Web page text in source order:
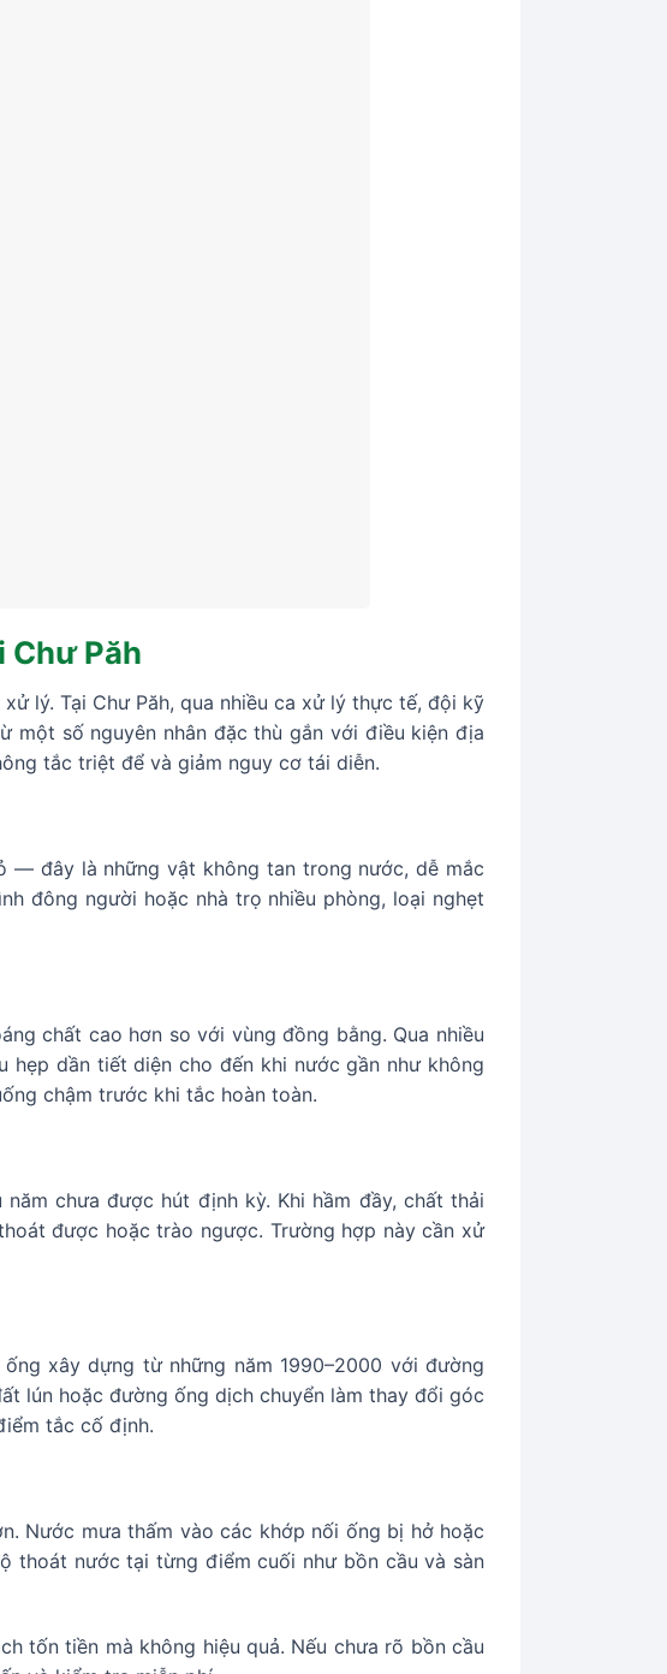
Chư Păh
lý. Tại Chư Păh, qua nhiều ca xử lý thực tế, đội kỹ
một số nguyên nhân đặc thù gắn với điều kiện địa
tắc triệt để và giảm nguy cơ tái diễn.
— đây là những vật không tan trong nước, dễ mắc
đông người hoặc nhà trọ nhiều phòng, loại nghẹt
chất cao hơn so với vùng đồng bằng. Qua nhiều
hẹp dần tiết diện cho đến khi nước gần như không
chậm trước khi tắc hoàn toàn.
chưa được hút định kỳ. Khi hầm đầy, chất thải
được hoặc trào ngược. Trường hợp này cần xử
xây dựng từ những năm 1990–2000 với đường
lún hoặc đường ống dịch chuyển làm thay đổi góc
tắc cố định.
Nước mưa thấm vào các khớp nối ống bị hở hoặc
thoát nước tại từng điểm cuối như bồn cầu và sàn
tốn tiền mà không hiệu quả. Nếu chưa rõ bồn cầu